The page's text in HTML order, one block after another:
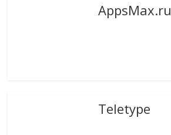
AppsMax.ru
Teletype